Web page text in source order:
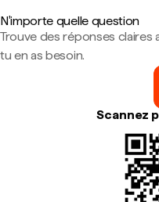
N'importe quelle question
Trouve des réponses claires
tu en as besoin.
Scannez